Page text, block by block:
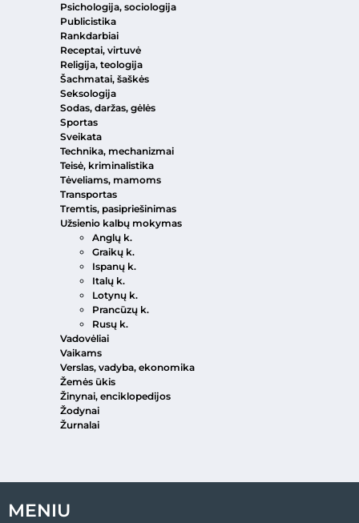
Psichologija, sociologija
Publicistika
Rankdarbiai
Receptai, virtuvė
Religija, teologija
Šachmatai, šaškės
Seksologija
Sodas, daržas, gėlės
Sportas
Sveikata
Technika, mechanizmai
Teisė, kriminalistika
Tėveliams, mamoms
Transportas
Tremtis, pasipriešinimas
Užsienio kalbų mokymas
Anglų k.
Graikų k.
Ispanų k.
Italų k.
Lotynų k.
Prancūzų k.
Rusų k.
Vadovėliai
Vaikams
Verslas, vadyba, ekonomika
Žemės ūkis
Žinynai, enciklopedijos
Žodynai
Žurnalai
MENIU